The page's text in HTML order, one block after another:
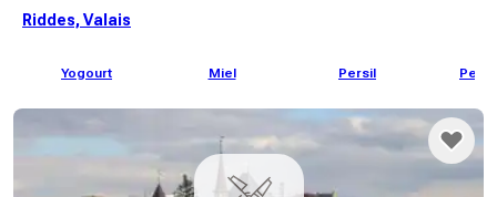
Riddes, Valais
Yogourt Miel Persil Petit